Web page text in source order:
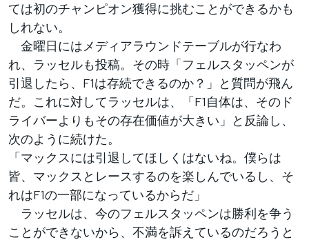
ては初のチャンピオン獲得に挑むことができるかも
しれない。
金曜日にはメディアラウンドテーブルが行なわ
れ、ラッセルも投稿。その時「フェルスタッペンが
引退したら、F1は存続できるのか？」と質問が飛ん
だ。これに対してラッセルは、「F1自体は、そのド
ライバーよりもその存在価値が大きい」と反論し、
次のように続けた。
「マックスには引退してほしくはないね。僕らは
皆、マックスとレースするのを楽しんでいるし、そ
れはF1の一部になっているからだ」
ラッセルは、今のフェルスタッペンは勝利を争う
ことができないから、不満を訴えているのだろうと